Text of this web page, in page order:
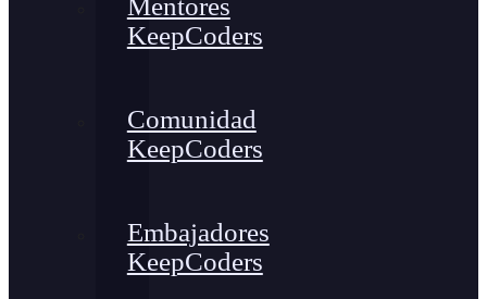
Mentores
KeepCoders
Comunidad
KeepCoders
Embajadores
KeepCoders